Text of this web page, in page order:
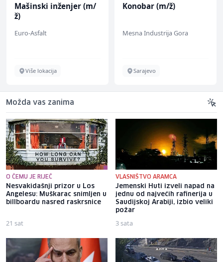
Mašinski inženjer (m/
ž)
Euro-Asfalt
Više lokacija
Konobar (m/ž)
Mesna Industrija Gora
Sarajevo
Možda vas zanima
O ČEMU JE RIJEČ
Nesvakidašnji prizor u Los
Angelesu: Muškarac snimljen u
billboardu nasred raskrsnice
21 sat
VLASNIŠTVO ARAMCA
Jemenski Huti izveli napad na
jednu od najvećih rafinerija u
Saudijskoj Arabiji, izbio veliki
požar
3 sata